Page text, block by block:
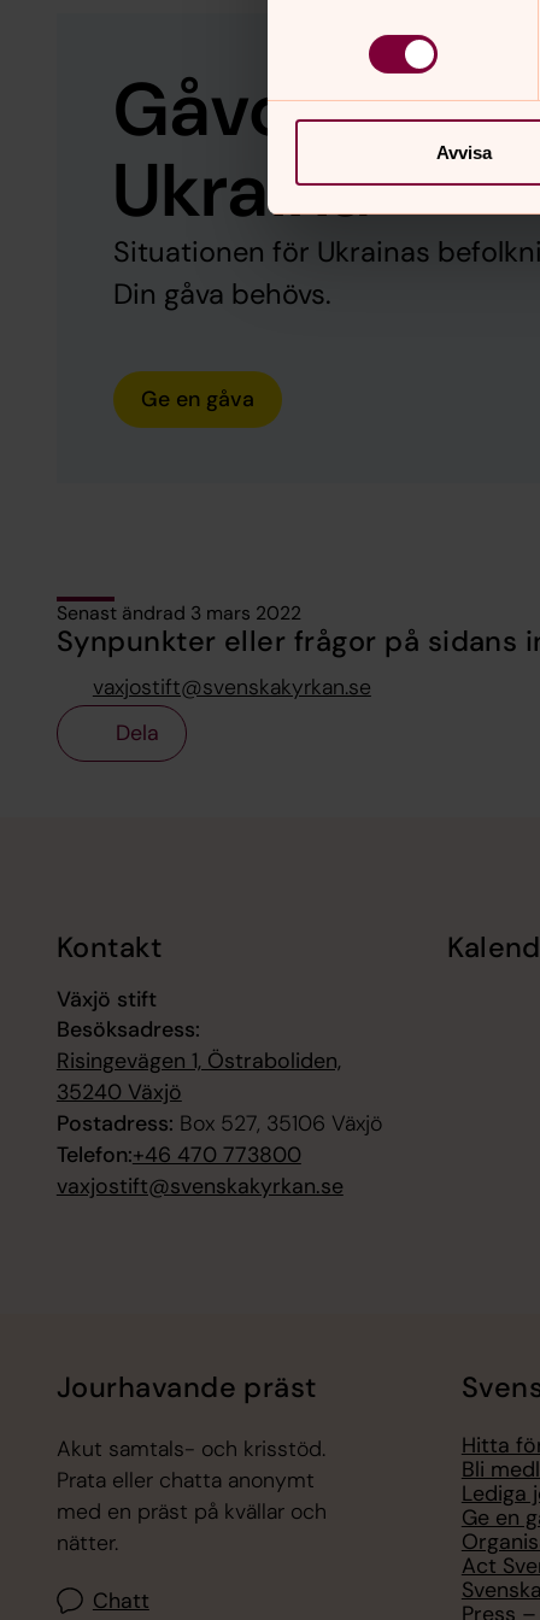
Avvisa
Gåvorna
Ukraina
Situationen för Ukrainas
Din gåva behövs.
Ge en gåva
Senast ändrad 3 mars 2022
Synpunkter eller frågor på sidans
vaxjostift@svenskakyrkan.se
Dela
Kontakt
Växjö stift
Besöksadress:
Risingevägen 1, Östraboliden,
35240 Växjö
Postadress: Box 527, 35106 Växjö
Telefon:+46 470 773800
vaxjostift@svenskakyrkan.se
Jourhavande präst
Akut samtals- och krisstöd.
Prata eller chatta anonymt
med en präst på kvällar och
nätter.
Chatt
Hitta
Bli
Lediga
Ge en
Act